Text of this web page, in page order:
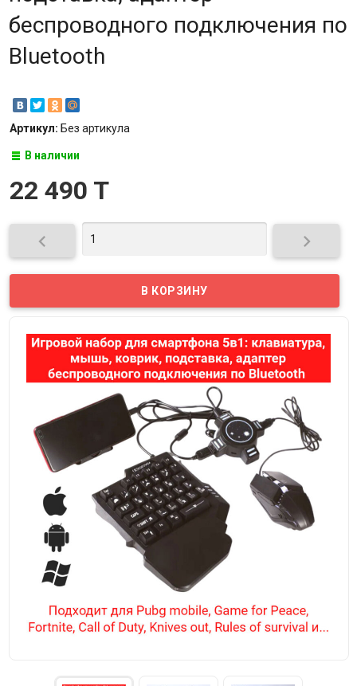
беспроводного подключения по
Bluetooth
Артикул: Без артикула
В наличии
22 490 T
 